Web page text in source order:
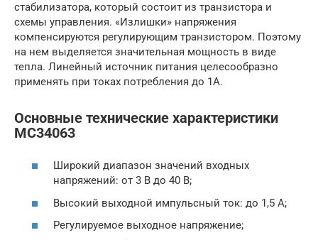
стабилизатора, который состоит из транзистора и
схемы управления. «Излишки» напряжения
компенсируются регулирующим транзистором. Поэтому
на нем выделяется значительная мощность в виде
тепла. Линейный источник питания целесообразно
применять при токах потребления до 1А.
Основные технические характеристики
MC34063
Широкий диапазон значений входных
напряжений: от 3 В до 40 В;
Высокий выходной импульсный ток: до 1,5 А;
Регулируемое выходное напряжение;